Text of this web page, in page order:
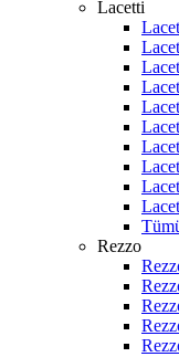
Lacetti
Rezzo